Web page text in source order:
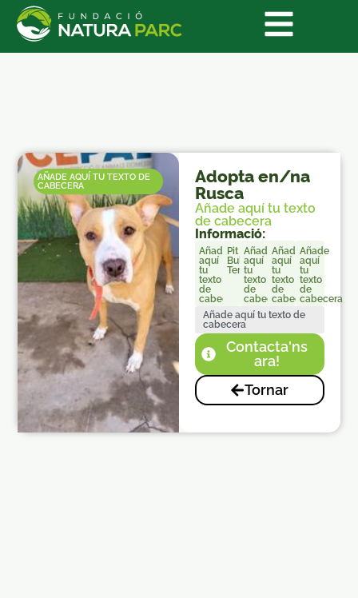
AÑADE AQUÍ TU TEXTO DE
CABECERA
Adopta en/na
Rusca
Añade aquí tu texto
de cabecera
Informació:
Añade
aquí
tu
texto
de
cabecera
Pit
Bull
Terrier
Añade
aquí
tu
texto
de
cabecera
Añade
aquí
tu
texto
de
cabecera
Añade
aquí
tu
texto
de
cabecera
Añade aquí tu texto de
cabecera
Contacta'ns
ara!
Tornar